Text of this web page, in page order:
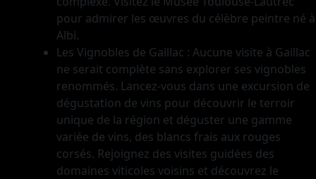
pour admirer les œuvres du célèbre peintre né à
Albi.
Les Vignobles de Gaillac : Aucune visite à Gaillac
ne serait complète sans explorer ses vignobles
renommés. Lancez-vous dans une excursion de
dégustation de vins pour découvrir le terroir
unique de la région et déguster une gamme
variée de vins, des blancs frais aux rouges
corsés. Rejoignez des visites guidées des
domaines viticoles voisins et découvrez le